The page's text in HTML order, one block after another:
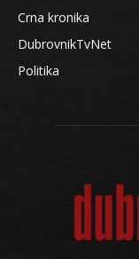
Crna kronika
DubrovnikTvNet
Politika